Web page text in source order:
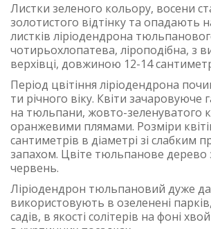
Листки зеленого кольору, восени
золотистого відтінку та опадають
листків ліріодендрона
чотирьохлопатева, ліроподібна, з
верхівці, довжиною 12-14
Період цвітіння ліріодендрона
ти річного віку. Квіти зачаровуюче
на тюльпани, жовто-зеленуватого
оранжевими плямами. Розміри
сантиметрів в діаметрі зі слабким
запахом. Цвіте тюльпанове дерево
червень.
Ліріодендрон тюльпановий дуже
використовують в озеленені
садів, в якості солітерів на фоні